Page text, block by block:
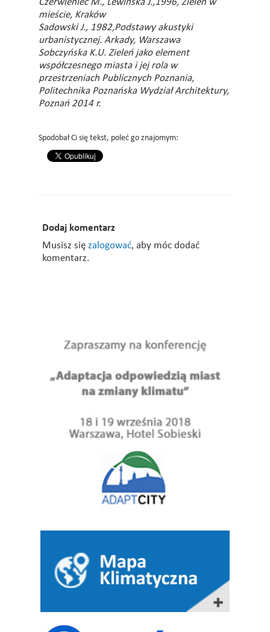
Czerwieniec M., Lewińska J.,1996, Zieleń w
mieście, Kraków
Sadowski J., 1982,Podstawy akustyki
urbanistycznej. Arkady, Warszawa
Sobczyńska K.U. Zieleń jako element
współczesnego miasta i jej rola w
przestrzeniach Publicznych Poznania,
Politechnika Poznańska Wydział Architektury,
Poznań 2014 r.
Spodobał Ci się tekst, poleć go znajomym:
Dodaj komentarz
Musisz się zalogować, aby móc dodać
komentarz.